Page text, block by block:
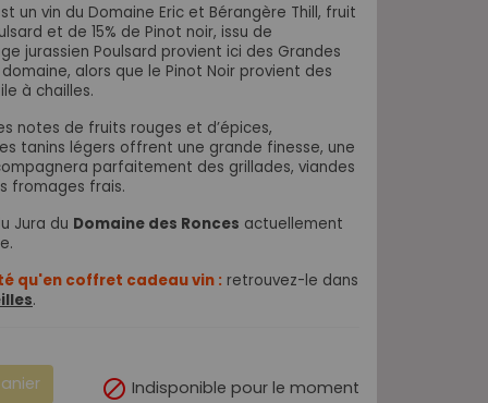
un vin du Domaine Eric et Bérangère Thill, fruit
et de 15% de Pinot noir, issu de
jurassien Poulsard provient ici des Grandes
alors que le Pinot Noir provient des
à chailles.
notes de fruits rouges et d’épices,
tanins légers offrent une grande finesse, une
parfaitement des grillades, viandes
fromages frais.
Jura du Domaine des Ronces actuellement
qu'en coffret cadeau vin : retrouvez-le dans
.
 Indisponible pour le moment